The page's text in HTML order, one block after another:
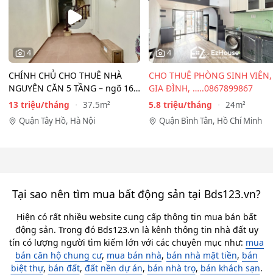
4
CHÍNH CHỦ CHO THUÊ NHÀ
NGUYÊN CĂN 5 TẦNG – ngõ 167
Đồng Cổ, Tây Hồ
13 triệu/tháng
37.5m²
Quận Tây Hồ, Hà Nội
4
CHO THUÊ PHÒNG SINH VIÊN,
GIA ĐÌNH, …..0867899867
5.8 triệu/tháng
24m²
Quận Bình Tân, Hồ Chí Minh
Tại sao nên tìm mua bất động sản tại Bds123.vn?
Hiện có rất nhiều website cung cấp thông tin mua bán bất
động sản. Trong đó Bds123.vn là kênh thông tin nhà đất uy
tín có lượng người tìm kiếm lớn với các chuyên mục như: mua
bán căn hộ chung cư, mua bán nhà, bán nhà mặt tiền, bán
biệt thự, bán đất, đất nền dự án, bán nhà trọ, bán khách sạn.